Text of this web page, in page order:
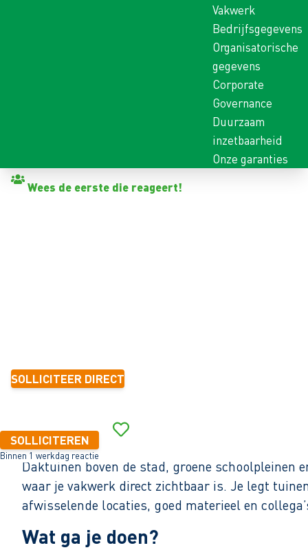
Vakwerk
Bedrijfsgegevens
Organisatorische
gegevens
Corporate
Governance
Duurzaam
inzetbaarheid
Onze garanties
Wees de eerste die reageert!
SOLLICITEER DIRECT
SOLLICITEREN
Binnen 1 werkdag reactie
Daktuinen boven de stad, groene
waar je vakwerk direct zichtbaar is. Je legt
afwisselende locaties, goed materieel en
Wat ga je doen?